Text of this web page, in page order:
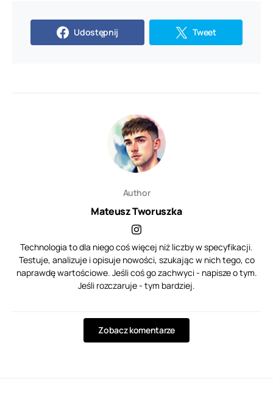
Udostępnij Tweet
Author
Mateusz Tworuszka
Technologia to dla niego coś więcej niż liczby w specyfikacji.
Testuje, analizuje i opisuje nowości, szukając w nich tego, co
naprawdę wartościowe. Jeśli coś go zachwyci - napisze o tym.
Jeśli rozczaruje - tym bardziej.
Zobacz komentarze